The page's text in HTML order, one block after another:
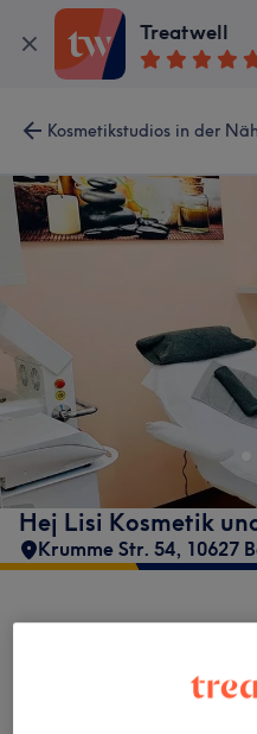
Treatwell
Kosmetikstudios in der
Hej Lisi Kosmetik
Krumme Str. 54, 10627
nimmt derzeit keine
Treatwell entgegen.